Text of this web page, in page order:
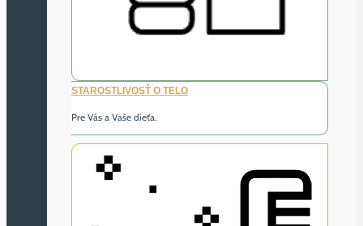
STAROSTLIVOSŤ O TELO
Pre Vás a Vaše dieťa.